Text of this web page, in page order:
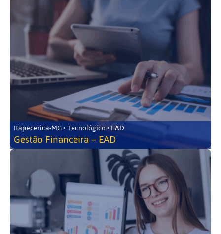
Itapecerica-MG • Tecnológico • EAD
Gestão Financeira – EAD